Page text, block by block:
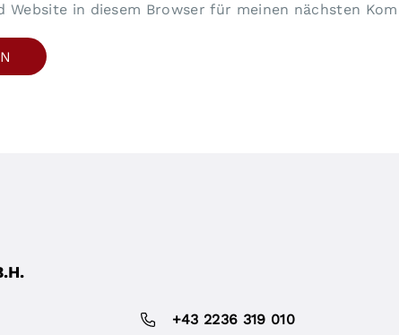
Website in diesem Browser für meinen nächsten
+43 2236 319 010